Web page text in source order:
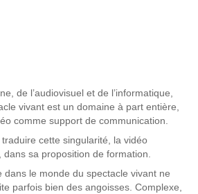
de l’audiovisuel et de l’informatique,
vivant est un domaine à part entière,
comme support de communication.
traduire cette singularité, la vidéo
sa proposition de formation.
dans le monde du spectacle vivant ne
parfois bien des angoisses. Complexe,